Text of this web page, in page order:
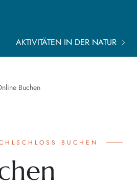
AKTIVITÄTEN IN DER NATUR
Buchen
BUCHEN